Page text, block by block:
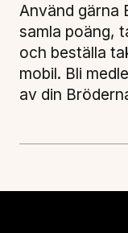
Använd gärna
samla poäng,
och beställa
mobil. Bli
av din